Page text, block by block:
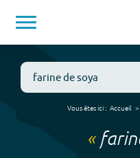
Vous êtes ici : Accueil
«